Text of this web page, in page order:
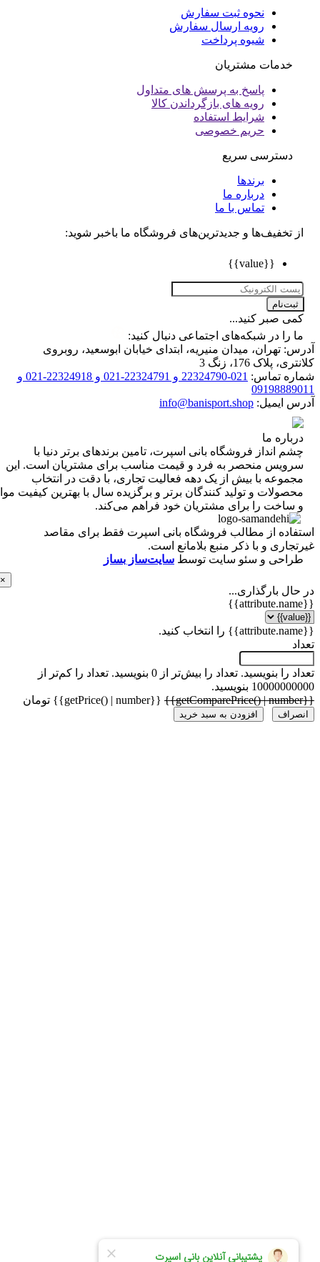
نحوه ثبت سفارش
رویه ارسال سفارش
شیوه پرداخت
خدمات مشتریان
پاسخ به پرسش های متداول
رویه های بازگرداندن کالا
شرایط استفاده
حریم خصوصی
دسترسی سریع
برندها
درباره ما
تماس با ما
تخفیف‌ها و جدیدترین‌های فروشگاه ما باخبر شوید:
صبر کنید...
را در شبکه‌های اجتماعی دنبال کنید:
تهران، میدان منیریه، ابتدای خیابان ابوسعید، روبروی
پلاک 176، زنگ 3
تماس:
021-22324790 و 22324791-021 و 22324918-021 و
ایمیل: info@banisport.shop
ما
انداز فروشگاه‌ بانی اسپرت، تامین برندهای برتر دنیا با
منحصر به فرد و قیمت مناسب برای مشتریان است. این
با بیش از یک دهه فعالیت تجاری، با دقت در انتخاب
و تولید کنندگان برتر و برگزیده سال با بهترین کیفیت مواد
را برای مشتریان خود فراهم می‌کند.
از مطالب فروشگاه بانی اسپرت فقط برای مقاصد
و با ذکر منبع بلامانع است.
و سئو سایت توسطسایت‌ساز بساز
بارگذاری...
را بنویسید.تعداد را بیش‌تر از 0 بنویسید.
تعداد را کم‌تر از
بنویسید.
{{getPrice() | number}} تومان
افزودن به سبد خرید